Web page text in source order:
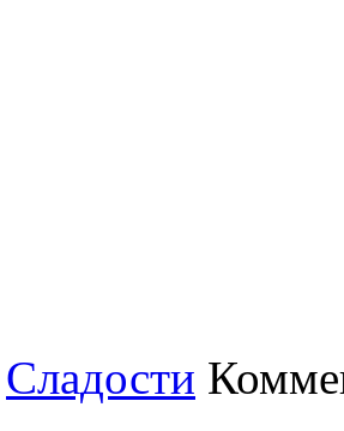
Сладости